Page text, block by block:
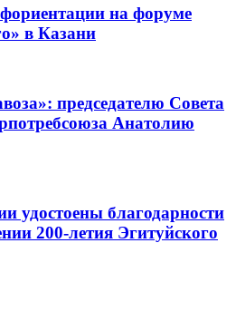
на форуме
в Казани
председателю Совета
Анатолию
удостоены благодарности
200-летия Эгитуйского